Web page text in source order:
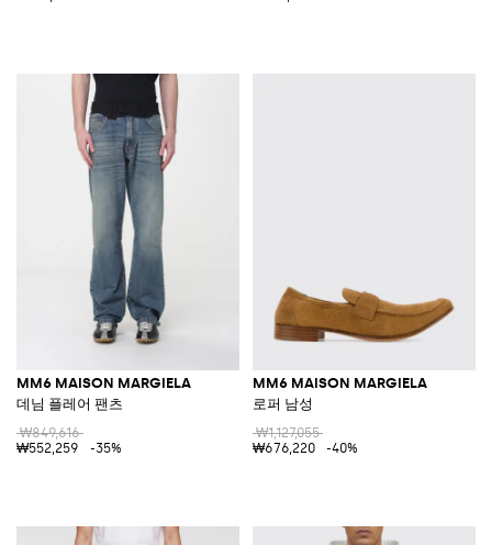
MM6 MAISON MARGIELA
데님 플레어 팬츠
₩849,616
₩552,259
-35%
MM6 MAISON MARGIELA
로퍼 남성
₩1,127,055
₩676,220
-40%